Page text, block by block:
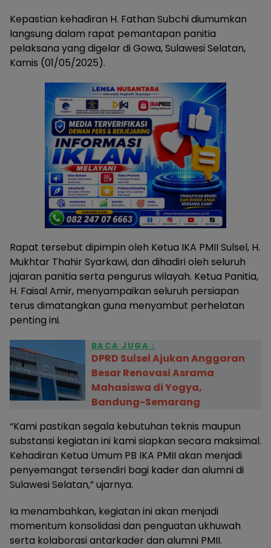
Kepastian kehadiran H. Fathan Subchi diumumkan
langsung dalam rapat pemantapan panitia
pelaksana yang digelar di Gowa, Sulawesi Selatan,
Kamis (01/05/2025).
Rapat tersebut dipimpin oleh Ketua IKA PMII Sulsel, H.
Mukhtar Thahir Syarkawi, dan dihadiri oleh seluruh
jajaran panitia serta pengurus wilayah. Ketua Panitia,
H. Faisal Amir, menyampaikan seluruh persiapan
terus dimatangkan guna menyambut perhelatan
penting ini.
BACA JUGA :
DPRD Sulsel Ajukan Anggaran
Besar Renovasi Asrama
Mahasiswa di Yogya,
Bandung-Semarang
“Kami pastikan segala kebutuhan teknis maupun
substansi kegiatan ini kami siapkan secara maksimal.
Kehadiran Ketua Umum PB IKA PMII akan menjadi
penyemangat tersendiri bagi kader dan alumni di
Sulawesi Selatan,” ujarnya.
Ia menambahkan, kegiatan ini akan menjadi
momentum konsolidasi dan penguatan ukhuwah
serta kolaborasi antarkader dan alumni PMII.